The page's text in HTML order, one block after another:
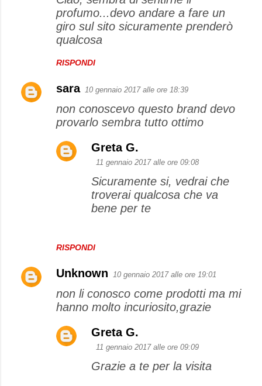
profumo...devo andare a fare un
giro sul sito sicuramente prenderò
qualcosa
RISPONDI
sara 10 gennaio 2017 alle ore 18:39
non conoscevo questo brand devo
provarlo sembra tutto ottimo
RISPONDI
Greta G.
11 gennaio 2017 alle ore 09:08
Sicuramente si, vedrai che
troverai qualcosa che va
bene per te
Unknown 10 gennaio 2017 alle ore 19:01
non li conosco come prodotti ma mi
hanno molto incuriosito,grazie
Greta G.
11 gennaio 2017 alle ore 09:09
Grazie a te per la visita